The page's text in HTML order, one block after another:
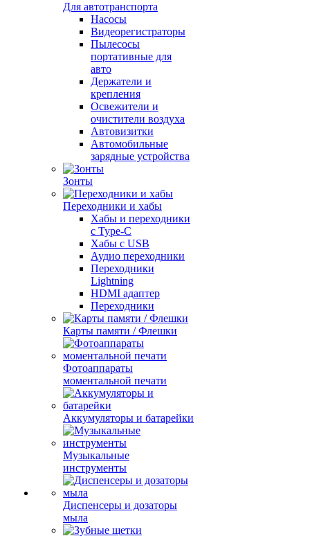
Для автотранспорта
Насосы
Видеорегистраторы
Пылесосы
портативные для
авто
Держатели и
крепления
Освежители и
очистители воздуха
Автовизитки
Автомобильные
зарядные устройства
Зонты
Переходники и хабы
Хабы и переходники
с Type-C
Хабы с USB
Аудио переходники
Переходники
Lightning
HDMI адаптер
Переходники
Карты памяти / Флешки
Фотоаппараты
моментальной печати
Аккумуляторы и батарейки
Музыкальные
инструменты
Диспенсеры и дозаторы
мыла